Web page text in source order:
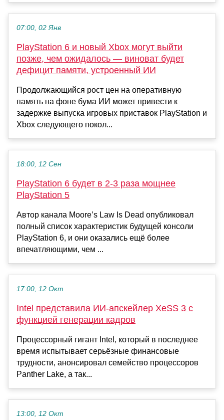
07:00, 02 Янв
PlayStation 6 и новый Xbox могут выйти
позже, чем ожидалось — виноват будет
дефицит памяти, устроенный ИИ
Продолжающийся рост цен на оперативную
память на фоне бума ИИ может привести к
задержке выпуска игровых приставок PlayStation и
Xbox следующего покол...
18:00, 12 Сен
PlayStation 6 будет в 2-3 раза мощнее
PlayStation 5
Автор канала Moore’s Law Is Dead опубликовал
полный список характеристик будущей консоли
PlayStation 6, и они оказались ещё более
впечатляющими, чем ...
17:00, 12 Окт
Intel представила ИИ-апскейлер XeSS 3 с
функцией генерации кадров
Процессорный гигант Intel, который в последнее
время испытывает серьёзные финансовые
трудности, анонсировал семейство процессоров
Panther Lake, а так...
13:00, 12 Окт